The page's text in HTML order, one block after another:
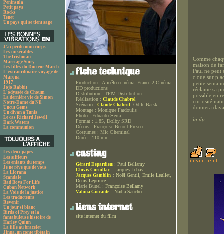
Peninsula
Petit pays
Rocks
Tenet
Un pays qui se tient sage
J'ai perdu mon corps
Les misérables
The Irishman
Marriage Story
Les filles du Docteur March
L'extraordinaire voyage de
Marona
1917
Jojo Rabbit
L'odyssée de Choum
La dernière vie de Simon
Notre-Dame du Nil
Uncut Gems
Un divan à Tunis
Le cas Richard Jewell
Dark Waters
La communion
Les deux papes
Les siffleurs
Les enfants du temps
Je ne rêve que de vous
La Llorana
Scandale
Bad Boys For Life
Cuban Network
La Voie de la justice
Les traducteurs
Revenir
Un jour si blanc
Birds of Prey et la
fantabuleuse histoire de
Harley Quinn
La fille au bracelet
Jinpa, un conte tibétain
Production : Alicéleo cinéma, France 2 Cinéma,
DD productions
Distribution : TFM Distribution
Réalisation : Claude Chabrol
Scénario : Claude Chabrol
, Odile Barski
Montage : Monique Fardoulis
Photo : Eduardo Serra
Format : 1.85, Dolby SRD
Décors : Françoise Benoit-Fresco
Costumes : Mic Cheminal
Durée : 110 mn
Gérard Depardieu : Paul Bellamy
Clovis Cornillac : Jacques Lebas
Jacques Gamblin : Noël Gentil, Emile Leullet,
Denis Leprince
Marie Bunel : Françoise Bellamy
Vahina Giocante : Nadia Sancho
site internet du film
Comme
maison de
Paul ne peut
cloue sur
petite
réclame sa
possible en
curiosité
donnera
in dp